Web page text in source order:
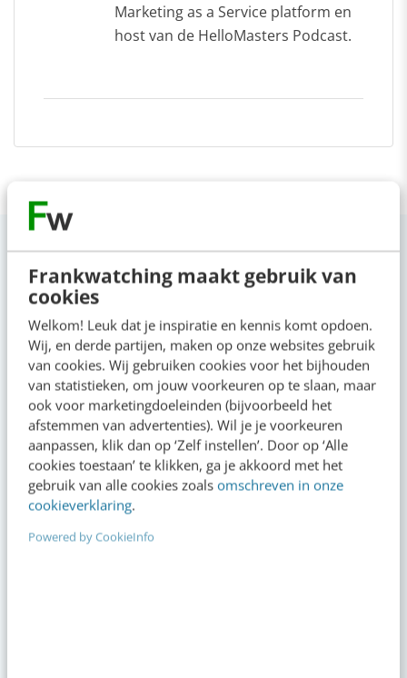
Frankwatching maakt gebruik van
cookies
Welkom! Leuk dat je inspiratie en kennis komt opdoen.
Wij, en derde partijen, maken op onze websites gebruik
van cookies. Wij gebruiken cookies voor het bijhouden
van statistieken, om jouw voorkeuren op te slaan, maar
ook voor marketingdoeleinden (bijvoorbeeld het
afstemmen van advertenties). Wil je je voorkeuren
aanpassen, klik dan op ‘Zelf instellen’. Door op ‘Alle
cookies toestaan’ te klikken, ga je akkoord met het
gebruik van alle cookies zoals omschreven in onze
cookieverklaring.
Powered by CookieInfo
Marketing as a Service platform en
host van de HelloMasters Podcast.
VIDEO SHORTS
Bekijk de korte video's
00:00 00:00